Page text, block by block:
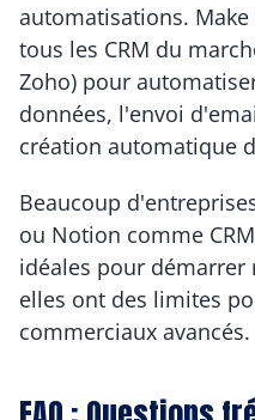
automatisations.
tous les CRM du
Zoho) pour
données, l'envoi
création automatique
Beaucoup
ou Notion comme
idéales pour
elles ont des limites
commerciaux avancés.